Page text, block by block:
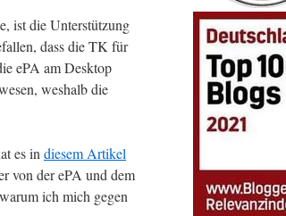
ist die Unterstützung
dass die TK für
ePA am Desktop
weshalb die
es in diesem Artikel
von der ePA und dem
ich mich gegen